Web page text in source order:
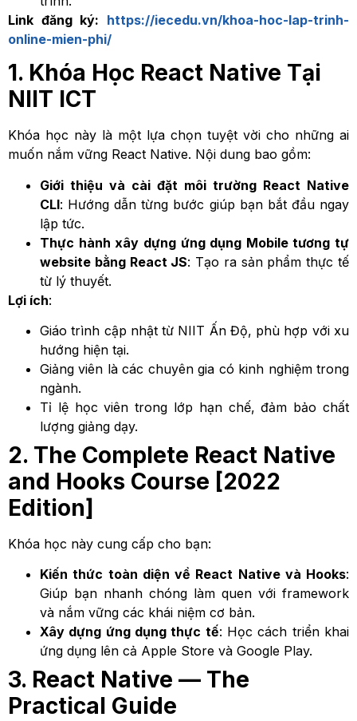
Link đăng ký: https://iecedu.vn/khoa-hoc-lap-trinh-
online-mien-phi/
1. Khóa Học React Native Tại
NIIT ICT
Khóa học này là một lựa chọn tuyệt vời cho những ai
muốn nắm vững React Native. Nội dung bao gồm:
Giới thiệu và cài đặt môi trường React Native
CLI: Hướng dẫn từng bước giúp bạn bắt đầu ngay
lập tức.
Thực hành xây dựng ứng dụng Mobile tương tự
website bằng React JS: Tạo ra sản phẩm thực tế
từ lý thuyết.
Lợi ích:
Giáo trình cập nhật từ NIIT Ấn Độ, phù hợp với xu
hướng hiện tại.
Giảng viên là các chuyên gia có kinh nghiệm trong
ngành.
Tỉ lệ học viên trong lớp hạn chế, đảm bảo chất
lượng giảng dạy.
2. The Complete React Native
and Hooks Course [2022
Edition]
Khóa học này cung cấp cho bạn:
Kiến thức toàn diện về React Native và Hooks:
Giúp bạn nhanh chóng làm quen với framework
và nắm vững các khái niệm cơ bản.
Xây dựng ứng dụng thực tế: Học cách triển khai
ứng dụng lên cả Apple Store và Google Play.
3. React Native — The
Practical Guide